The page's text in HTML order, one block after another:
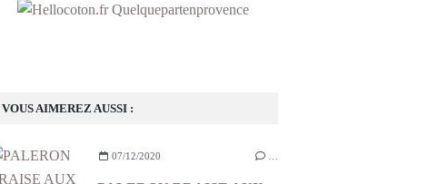
VOUS AIMEREZ AUSSI :
07/12/2020